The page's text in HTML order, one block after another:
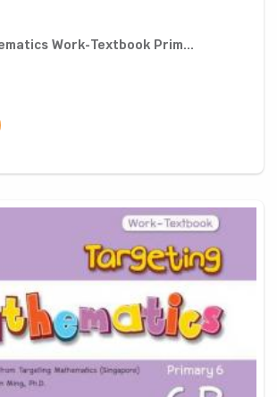
Work-Textbook Prim...